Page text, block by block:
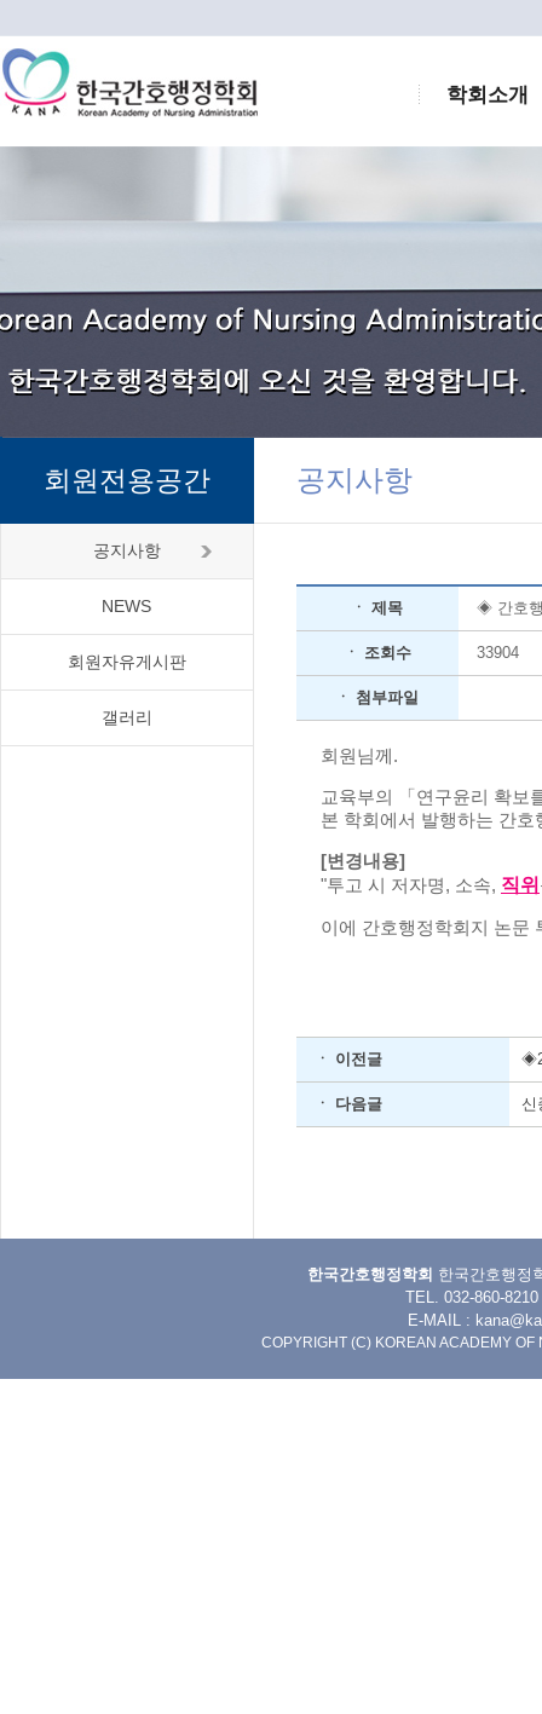
학회소개
회원전용공간
공지사항
NEWS
회원자유게시판
갤러리
공지사항
ㆍ 제목 ◈ 간호
ㆍ 조회수 33904
ㆍ 첨부파일
회원님께.
교육부의 「연구윤리 확보
본 학회에서 발행하는 간
[변경내용]
"투고 시 저자명, 소속, 직위
이에 간호행정학회지 논문
ㆍ 이전글
ㆍ 다음글 신
한국간호행정학회 한국간호행정
TEL. 032-860-
E-MAIL :
COPYRIGHT (C) KOREAN ACADEMY